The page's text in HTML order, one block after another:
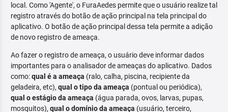
local. Como 'Agente', o FuraAedes permite que o usuário realize tal
registro através do botão de ação principal na tela principal do
aplicativo. O botão de ação principal dessa tela permite a adição
de novo registro de ameaça.
Ao fazer o registro de ameaça, o usuário deve informar dados
importantes para o analisador de ameaças do aplicativo. Dados
como:qual é a ameaça (ralo, calha, piscina, recipiente da
geladeira, etc), qual o tipo da ameaça (pontual ou periódica),
qual o estágio da ameaça (água parada, ovos, larvas, pupas,
mosquitos), qual o domínio da ameaça (usuário, terceiro,